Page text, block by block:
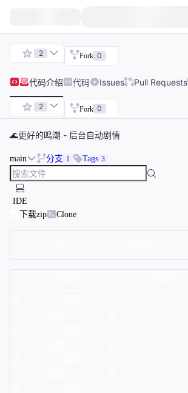
2 Fork 0
代码介绍 代码 Issues Pull Requests
2 Fork 0
🌊更好的鸣潮 - 后台自动剧情
main 分支 1 Tags 3
IDE
下载zip
Clone